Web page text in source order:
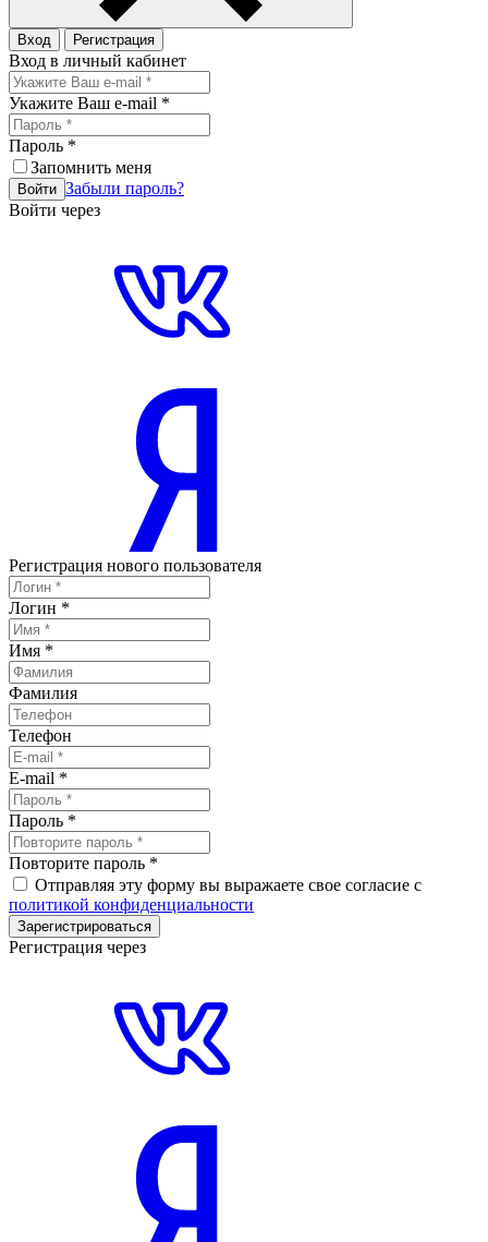
Вход Регистрация
Вход в личный кабинет
Укажите Ваш e-mail *
Пароль *
Запомнить меня
Войти Забыли пароль?
Войти через
Регистрация нового пользователя
Логин *
Имя *
Фамилия
Телефон
E-mail *
Пароль *
Повторите пароль *
Отправляя эту форму вы выражаете свое согласие с
политикой конфиденциальности
Зарегистрироваться
Регистрация через